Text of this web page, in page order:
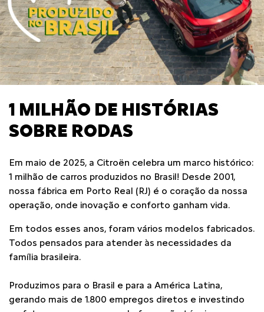
1 MILHÃO DE HISTÓRIAS
SOBRE RODAS
Em maio de 2025, a Citroën celebra um marco histórico:
1 milhão de carros produzidos no Brasil! Desde 2001,
nossa fábrica em Porto Real (RJ) é o coração da nossa
operação, onde inovação e conforto ganham vida.
Em todos esses anos, foram vários modelos fabricados.
Todos pensados para atender às necessidades da
família brasileira.
Produzimos para o Brasil e para a América Latina,
gerando mais de 1.800 empregos diretos e investindo